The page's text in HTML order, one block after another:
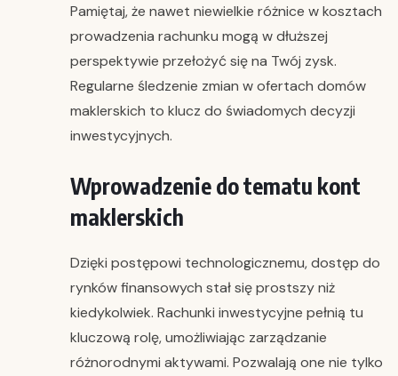
Pamiętaj, że nawet niewielkie różnice w kosztach
prowadzenia rachunku mogą w dłuższej
perspektywie przełożyć się na Twój zysk.
Regularne śledzenie zmian w ofertach domów
maklerskich to klucz do świadomych decyzji
inwestycyjnych.
Wprowadzenie do tematu kont
maklerskich
Dzięki postępowi technologicznemu, dostęp do
rynków finansowych stał się prostszy niż
kiedykolwiek. Rachunki inwestycyjne pełnią tu
kluczową rolę, umożliwiając zarządzanie
różnorodnymi aktywami. Pozwalają one nie tylko